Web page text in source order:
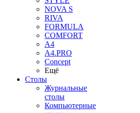
NOVA S
RIVA
FORMULA
COMFORT
A4
A4.PRO
Concept
Ещё
Столы
Журнальные
столы
Компьютерные